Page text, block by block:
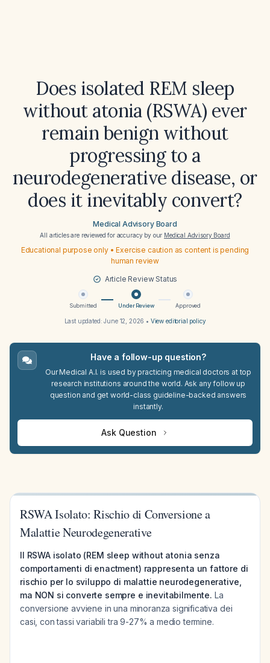
Does isolated REM sleep
without atonia (RSWA) ever
remain benign without
progressing to a
neurodegenerative disease, or
does it inevitably convert?
Medical Advisory Board
All articles are reviewed for accuracy by our Medical Advisory Board
Educational purpose only • Exercise caution as content is pending
human review
Article Review Status
Submitted Under Review Approved
Last updated:June 12, 2026 • View editorial policy
Have a follow-up question?
Our Medical A.I. is used by practicing medical doctors at top
research institutions around the world. Ask any follow up
question and get world-class guideline-backed answers
instantly.
Ask Question
RSWA Isolato: Rischio di Conversione a
Malattie Neurodegenerative
Il RSWA isolato (REM sleep without atonia senza
comportamenti di enactment) rappresenta un fattore di
rischio per lo sviluppo di malattie neurodegenerative,
ma NON si converte sempre e inevitabilmente. La
conversione avviene in una minoranza significativa dei
casi, con tassi variabili tra 9-27% a medio termine.